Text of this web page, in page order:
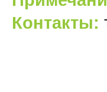
Контакты: